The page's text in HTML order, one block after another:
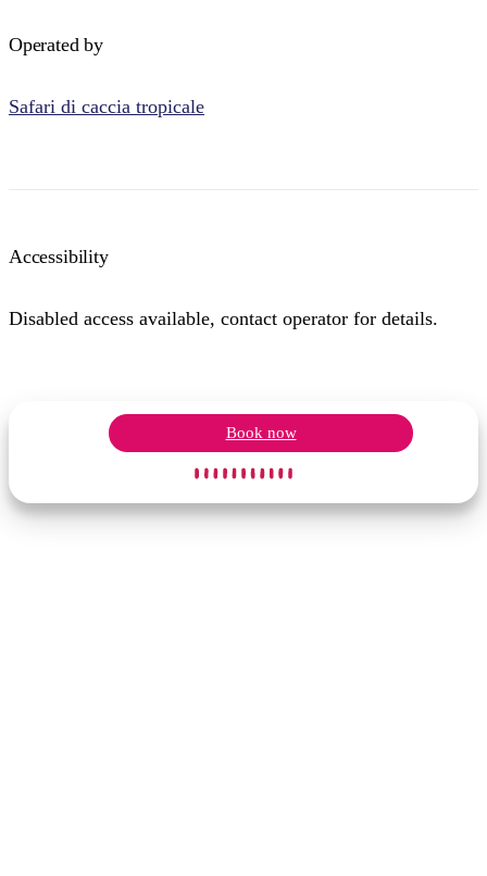
Operated by
Safari di caccia tropicale
Accessibility
Disabled access available, contact operator for details.
Book now